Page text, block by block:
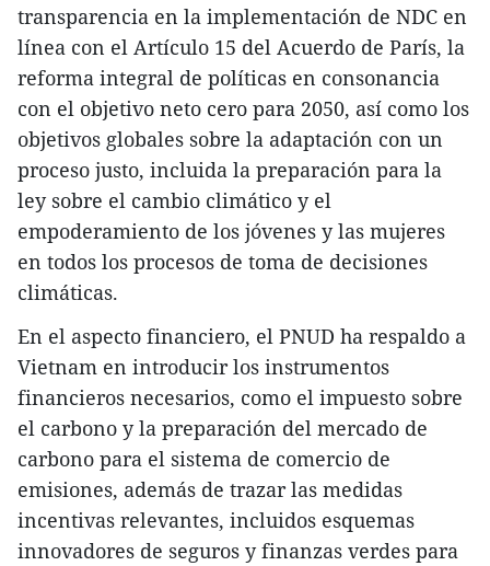
transparencia en la implementación de NDC en
línea con el Artículo 15 del Acuerdo de París, la
reforma integral de políticas en consonancia
con el objetivo neto cero para 2050, así como los
objetivos globales sobre la adaptación con un
proceso justo, incluida la preparación para la
ley sobre el cambio climático y el
empoderamiento de los jóvenes y las mujeres
en todos los procesos de toma de decisiones
climáticas.
En el aspecto financiero, el PNUD ha respaldo a
Vietnam en introducir los instrumentos
financieros necesarios, como el impuesto sobre
el carbono y la preparación del mercado de
carbono para el sistema de comercio de
emisiones, además de trazar las medidas
incentivas relevantes, incluidos esquemas
innovadores de seguros y finanzas verdes para